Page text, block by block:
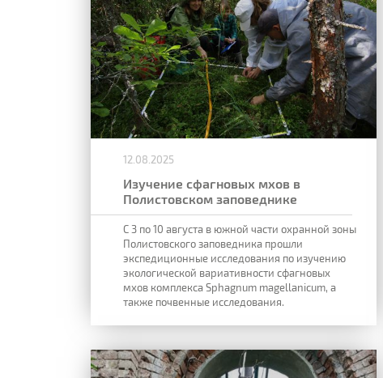
12.08.2025
Изучение сфагновых мхов в
Полистовском заповеднике
С 3 по 10 августа в южной части охранной зоны
Полистовского заповедника прошли
экспедиционные исследования по изучению
экологической вариативности сфагновых
мхов комплекса Sphagnum magellanicum, а
также почвенные исследования.